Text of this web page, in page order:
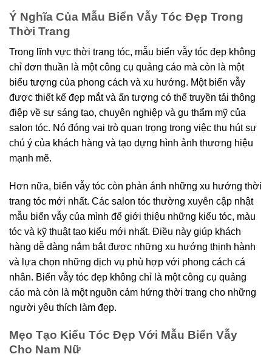
Ý Nghĩa Của Mẫu Biển Vẫy Tóc Đẹp Trong
Thời Trang
Trong lĩnh vực thời trang tóc, mẫu biển vẫy tóc đẹp không
chỉ đơn thuần là một công cụ quảng cáo mà còn là một
biểu tượng của phong cách và xu hướng. Một biển vẫy
được thiết kế đẹp mắt và ấn tượng có thể truyền tải thông
điệp về sự sáng tạo, chuyên nghiệp và gu thẩm mỹ của
salon tóc. Nó đóng vai trò quan trọng trong việc thu hút sự
chú ý của khách hàng và tạo dựng hình ảnh thương hiệu
mạnh mẽ.
Hơn nữa, biển vẫy tóc còn phản ánh những xu hướng thời
trang tóc mới nhất. Các salon tóc thường xuyên cập nhật
mẫu biển vẫy của mình để giới thiệu những kiểu tóc, màu
tóc và kỹ thuật tạo kiểu mới nhất. Điều này giúp khách
hàng dễ dàng nắm bắt được những xu hướng thịnh hành
và lựa chọn những dịch vụ phù hợp với phong cách cá
nhân. Biển vẫy tóc đẹp không chỉ là một công cụ quảng
cáo mà còn là một nguồn cảm hứng thời trang cho những
người yêu thích làm đẹp.
Mẹo Tạo Kiểu Tóc Đẹp Với Mẫu Biển Vẫy
Cho Nam Nữ